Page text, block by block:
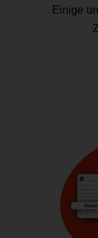
Einige